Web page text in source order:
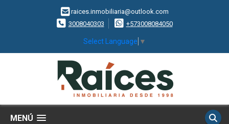
raices.inmobiliaria@outlook.com
3008040303
+573008084050
Select Language ▼
MENÚ